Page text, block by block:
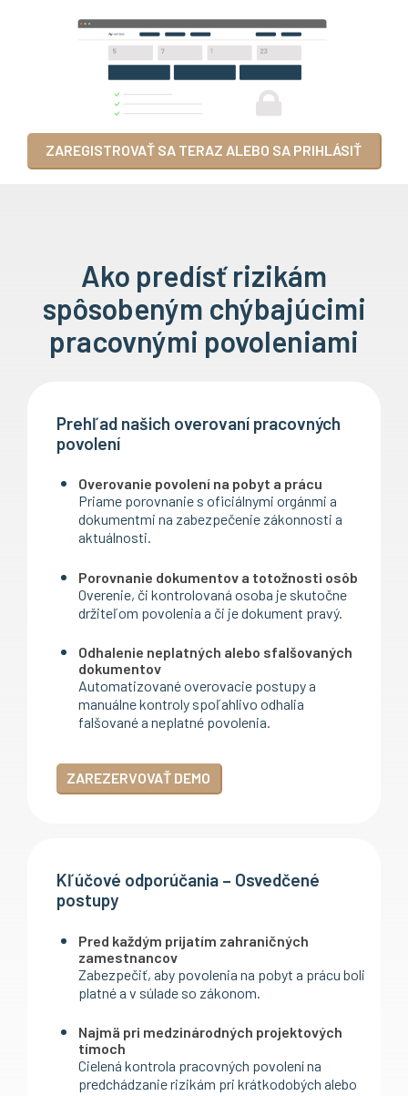
ZAREGISTROVAŤ SA TERAZ ALEBO SA PRIHLÁSIŤ
Ako predísť rizikám
spôsobeným chýbajúcimi
pracovnými povoleniami
Prehľad našich overovaní pracovných
povolení
Overovanie povolení na pobyt a prácu
Priame porovnanie s oficiálnymi orgánmi a
dokumentmi na zabezpečenie zákonnosti a
aktuálnosti.
Porovnanie dokumentov a totožnosti osôb
Overenie, či kontrolovaná osoba je skutočne
držiteľom povolenia a či je dokument pravý.
Odhalenie neplatných alebo sfalšovaných
dokumentov
Automatizované overovacie postupy a
manuálne kontroly spoľahlivo odhalia
falšované a neplatné povolenia.
ZAREZERVOVAŤ DEMO
Kľúčové odporúčania – Osvedčené
postupy
Pred každým prijatím zahraničných
zamestnancov
Zabezpečiť, aby povolenia na pobyt a prácu boli
platné a v súlade so zákonom.
Najmä pri medzinárodných projektových
tímoch
Cielená kontrola pracovných povolení na
predchádzanie rizikám pri krátkodobých alebo